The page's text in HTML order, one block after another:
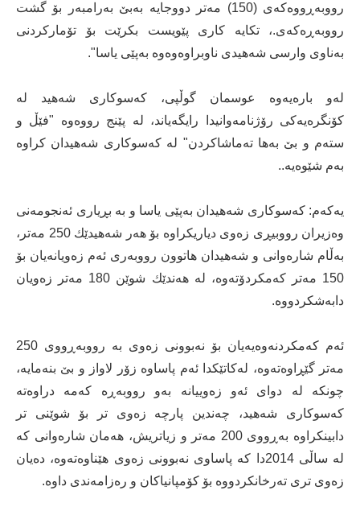
رووبەڕووەكەی (150) مەتر دووجایە بەبێ بەرامبەر بۆ گشت
رووبەڕەكەی.، تكایە كاری پێویست بكرێت بۆ تۆماركردنی
بەناوی وارسی شەهیدی ناوبراوەوەوە بەپێی یاسا".
لەو بارەیەوە عوسمان گوڵپی، كەسوكاری شەهید لە
كۆنگرەیەكی رۆژنامەوانیدا رایگەیاند، لە پێنج رووەوە "فێڵ و
ستەم و بێ بەها تەماشاكردن" لە كەسوكاری شەهیدان كراوە
بەم شێوەیە..
یەكەم: كەسوكاری شەهیدان بەپێی یاسا و بە بڕیاری ئەنجومەنی
وەزیران رووبیڕی زەوی دیاریكراوە بۆ هەر شەهیدێك 250 مەتر،
بەڵام شارەوانی و شەهیدان هاتوون رووبەری ئەم زەویانەیان بۆ
150 مەتر كەمكردۆتەوە، لە هەندێك شوێن 180 مەتر زەویان
دابەشكردووە.
ئەم كەمكردنەوەیەیان بۆ نەبوونی زەوی بە رووبەڕووی 250
مەتر گێڕاوەتەوە، لەكاتێكدا ئەم پاساوە زۆر لاواز و بێ بنەمایە،
چونكە لە دوای ئەو زەوییانە بەو رووبەڕە كەمە دراوەتە
كەسوكاری شەهید، چەندین پارچە زەوی تر بۆ شوێنی تر
دابینكراوە بەڕووی 200 مەتر و زیاتریش، هەمان شارەوانی كە
لە ساڵی 2014دا كە پاساوی نەبوونی زەوی هێناوەتەوە، دەیان
زەوی تری تەرخانكردووە بۆ كۆمپانیاكان و رەزامەندی داوە.